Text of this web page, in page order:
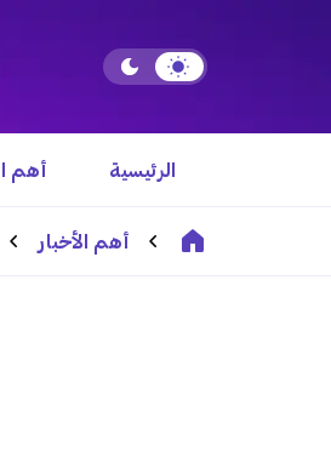
الرئيسية أهم
أهم الأخبار